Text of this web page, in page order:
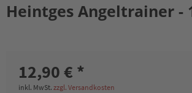
Heintges Angeltrainer -
12,90 € *
inkl. MwSt. zzgl. Versandkosten